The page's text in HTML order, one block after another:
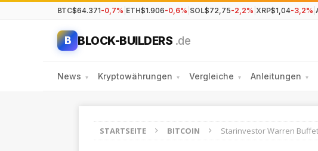
BTC$64.371-0,7% ETH$1.906-0,6% SOL$72,75-2,2% XRP$1,04-3,2%
B BLOCK-BUILDERS .de
News ▾ Kryptowährungen ▾ Vergleiche ▾ Anleitungen ▾
STARTSEITE BITCOIN Starinvestor Warren